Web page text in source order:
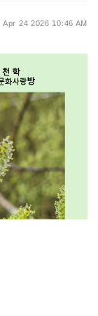
Apr 24 2026 10:46 AM